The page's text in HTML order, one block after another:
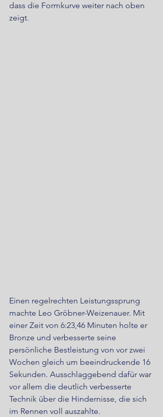
dass die Formkurve weiter nach oben
zeigt.
Einen regelrechten Leistungssprung
machte Leo Gröbner-Weizenauer. Mit
einer Zeit von 6:23,46 Minuten holte er
Bronze und verbesserte seine
persönliche Bestleistung von vor zwei
Wochen gleich um beeindruckende 16
Sekunden. Ausschlaggebend dafür war
vor allem die deutlich verbesserte
Technik über die Hindernisse, die sich
im Rennen voll auszahlte.